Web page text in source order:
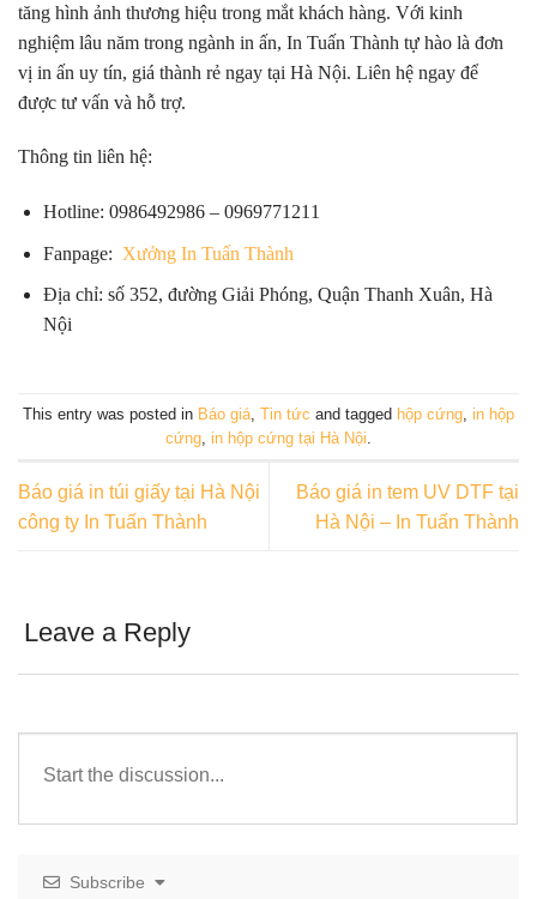
tăng hình ảnh thương hiệu trong mắt khách hàng. Với kinh
nghiệm lâu năm trong ngành in ấn, In Tuấn Thành tự hào là đơn
vị in ấn uy tín, giá thành rẻ ngay tại Hà Nội. Liên hệ ngay để
được tư vấn và hỗ trợ.
Thông tin liên hệ:
Hotline: 0986492986 – 0969771211
Fanpage: Xưởng In Tuấn Thành
Địa chỉ: số 352, đường Giải Phóng, Quận Thanh Xuân, Hà
Nội
This entry was posted in Báo giá Tin tức and tagged hộp cứng in hộp
cứng in hộp cứng tại Hà Nội
Báo giá in túi giấy tại Hà Nội
công ty In Tuấn Thành
Báo giá in tem UV DTF tại
Hà Nội – In Tuấn Thành
Leave a Reply
Subscribe